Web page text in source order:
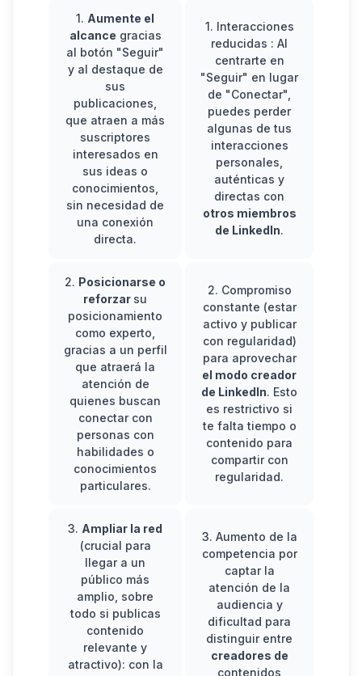
1. Aumente el
alcance gracias
al botón "Seguir"
y al destaque de
sus
publicaciones,
que atraen a más
suscriptores
interesados en
sus ideas o
conocimientos,
sin necesidad de
una conexión
directa.
1. Interacciones
reducidas : Al
centrarte en
"Seguir" en lugar
de "Conectar",
puedes perder
algunas de tus
interacciones
personales,
auténticas y
directas con
otros miembros
de LinkedIn.
2. Posicionarse o
reforzar su
posicionamiento
como experto,
gracias a un perfil
que atraerá la
atención de
quienes buscan
conectar con
personas con
habilidades o
conocimientos
particulares.
2. Compromiso
constante (estar
activo y publicar
con regularidad)
para aprovechar
el modo creador
de LinkedIn. Esto
es restrictivo si
te falta tiempo o
contenido para
compartir con
regularidad.
3. Ampliar la red
(crucial para
llegar a un
público más
amplio, sobre
todo si publicas
contenido
relevante y
atractivo): con la
3. Aumento de la
competencia por
captar la
atención de la
audiencia y
dificultad para
distinguir entre
creadores de
contenidos